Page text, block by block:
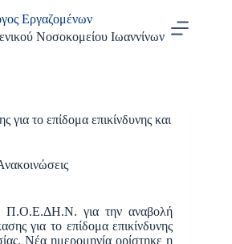
Εργαζομένων
Νοσοκομείου Ιωαννίνων
για το επίδομα επικίνδυνης και
Π.Ο.Ε.ΔΗ.Ν. για την αναβολή
για το επίδομα επικίνδυνης
Νέα ημερομηνία ορίστηκε η